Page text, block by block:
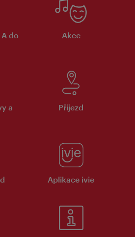
do
Akce
a
Příjezd
Aplikace ivie